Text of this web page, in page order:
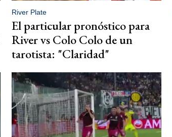
River Plate
El particular pronóstico para
River vs Colo Colo de un
tarotista: "Claridad"